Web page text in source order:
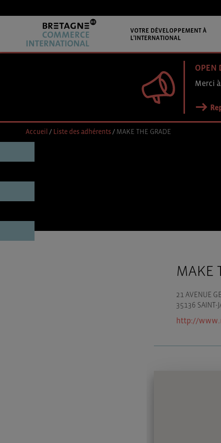
VOTRE DÉVELOPPEMENT À
L’INTERNATIONAL
OPEN
Merci
Accueil / Liste des adhérents/ MAKE THE GRADE
MAKE
21 AVENUE
35136 SAINT-
http://